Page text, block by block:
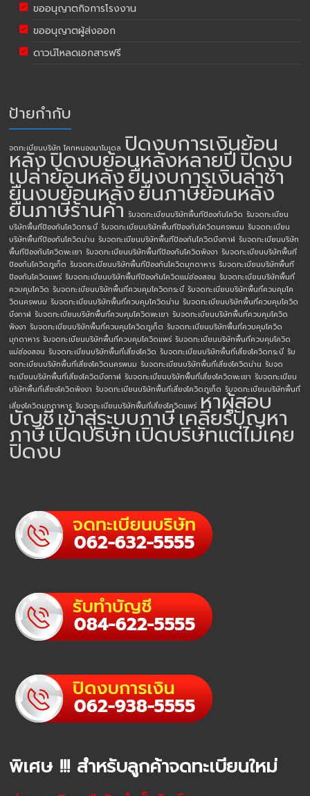
ขออนุญาตกิจการโรงงาน
ขออนุญาตผู้ส่งออก
ดาวน์โหลดเอกสารฟรี
ป้ายกำกับ
จดทะเบียนบริษัท โคกหนองนาโมเดล ปิดงบการเงินย้อน
หลังปิดงบย้อนหลังหลายปีปิดงบ
เปล่าย้อนหลังยื่นงบการเงินล่าช้า
ยื่นงบย้อนหลังยื่นภาษีย้อนหลัง
ยื่นภาษีร้านค้า รับจดทะเบียนบริษัทพื้นทีป้องกันโควิด รับจดทะเบียน
บริษัทพื้นทีป้องกันโควิดกระบี่ รับจดทะเบียนบริษัทพื้นทีป้องกันโควิดนครพนม รับจดทะเบียน
บริษัทพื้นทีป้องกันโควิดน่าน รับจดทะเบียนบริษัทพื้นทีป้องกันโควิดบึงกาฬ รับจดทะเบียนบริษัท
พื้นทีป้องกันโควิดพะเยา รับจดทะเบียนบริษัทพื้นทีป้องกันโควิดพังงา รับจดทะเบียนบริษัทพื้นที
ป้องกันโควิดภูเก็ต รับจดทะเบียนบริษัทพื้นทีป้องกันโควิดมุกดาหาร รับจดทะเบียนบริษัทพื้นที
ป้องกันโควิดแพร่ รับจดทะเบียนบริษัทพื้นทีป้องกันโควิดแม่ฮ่องสอน รับจดทะเบียนบริษัทพื้นที่
ควบคุมโควิด รับจดทะเบียนบริษัทพื้นที่ควบคุมโควิดกระบี่ รับจดทะเบียนบริษัทพื้นที่ควบคุมโค
วิดนครพนม รับจดทะเบียนบริษัทพื้นที่ควบคุมโควิดน่าน รับจดทะเบียนบริษัทพื้นที่ควบคุมโควิด
บึงกาฬ รับจดทะเบียนบริษัทพื้นที่ควบคุมโควิดพะเยา รับจดทะเบียนบริษัทพื้นที่ควบคุมโควิด
พังงา รับจดทะเบียนบริษัทพื้นที่ควบคุมโควิดภูเก็ต รับจดทะเบียนบริษัทพื้นที่ควบคุมโควิด
มุกดาหาร รับจดทะเบียนบริษัทพื้นที่ควบคุมโควิดแพร่ รับจดทะเบียนบริษัทพื้นที่ควบคุมโควิด
แม่ฮ่องสอน รับจดทะเบียนบริษัทพื้นที่เสี่ยงโควิด รับจดทะเบียนบริษัทพื้นที่เสี่ยงโควิดกระบี่ รับ
จดทะเบียนบริษัทพื้นที่เสี่ยงโควิดนครพนม รับจดทะเบียนบริษัทพื้นที่เสี่ยงโควิดน่าน รับจด
ทะเบียนบริษัทพื้นที่เสี่ยงโควิดบึงกาฬ รับจดทะเบียนบริษัทพื้นที่เสี่ยงโควิดพะเยา รับจดทะเบียน
บริษัทพื้นที่เสี่ยงโควิดพังงา รับจดทะเบียนบริษัทพื้นที่เสี่ยงโควิดภูเก็ต รับจดทะเบียนบริษัทพื้นที่
เสี่ยงโควิดมุกดาหาร รับจดทะเบียนบริษัทพื้นที่เสี่ยงโควิดแพร่ หาผู้สอบ
บัญชีเข้าสู่ระบบภาษีเคลียร์ปัญหา
ภาษีเปิดบริษัทเปิดบริษัทแต่ไม่เคย
ปิดงบ
พิเศษ !!! สำหรับลูกค้าจดทะเบียนใหม่